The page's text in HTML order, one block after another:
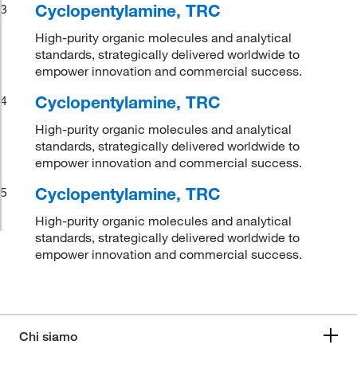
3
Cyclopentylamine, TRC
High-purity organic molecules and analytical
standards, strategically delivered worldwide to
empower innovation and commercial success.
4
Cyclopentylamine, TRC
High-purity organic molecules and analytical
standards, strategically delivered worldwide to
empower innovation and commercial success.
5
Cyclopentylamine, TRC
High-purity organic molecules and analytical
standards, strategically delivered worldwide to
empower innovation and commercial success.
Chi siamo